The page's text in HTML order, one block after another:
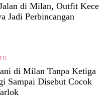
di Milan, Outfit Kece
Jadi Perbincangan
di Milan Tanpa Ketiga
Sampai Disebut Cocok